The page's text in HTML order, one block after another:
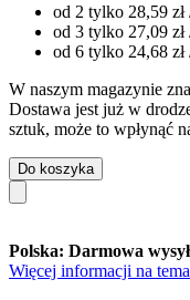
od 2 tylko 28,59 zł
od 3 tylko 27,09 zł
od 6 tylko 24,68 zł
W naszym magazynie
Dostawa jest już w
sztuk, może to wpłynąć
Do koszyka
Polska: Darmowa
Więcej informacji na